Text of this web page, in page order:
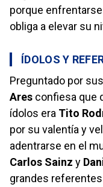
porque
obliga a elevar su
ÍDOLOS Y
Preguntado por
Ares confiesa que
ídolos era Tito
por su valentía y
adentrarse en el
Carlos Sainz y
grandes